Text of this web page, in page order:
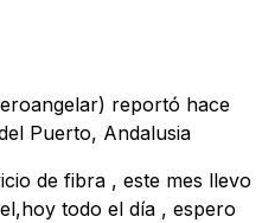
reportó hace
Puerto, Andalusia
de fibra , este mes llevo
todo el día , espero